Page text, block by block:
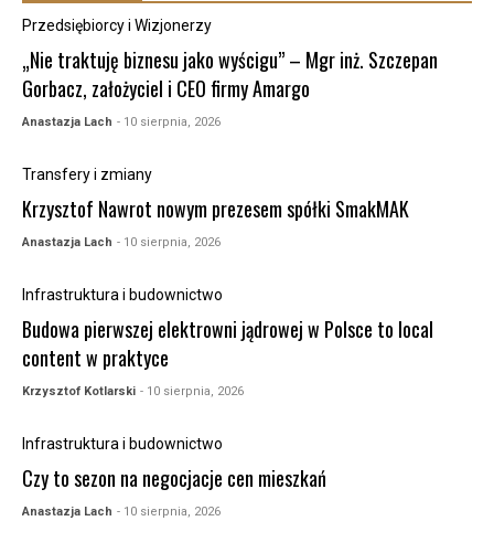
Przedsiębiorcy i Wizjonerzy
„Nie traktuję biznesu jako wyścigu” – Mgr inż. Szczepan
Gorbacz, założyciel i CEO firmy Amargo
Anastazja Lach - 10 sierpnia, 2026
Transfery i zmiany
Krzysztof Nawrot nowym prezesem spółki SmakMAK
Anastazja Lach - 10 sierpnia, 2026
Infrastruktura i budownictwo
Budowa pierwszej elektrowni jądrowej w Polsce to local
content w praktyce
Krzysztof Kotlarski - 10 sierpnia, 2026
Infrastruktura i budownictwo
Czy to sezon na negocjacje cen mieszkań
Anastazja Lach - 10 sierpnia, 2026